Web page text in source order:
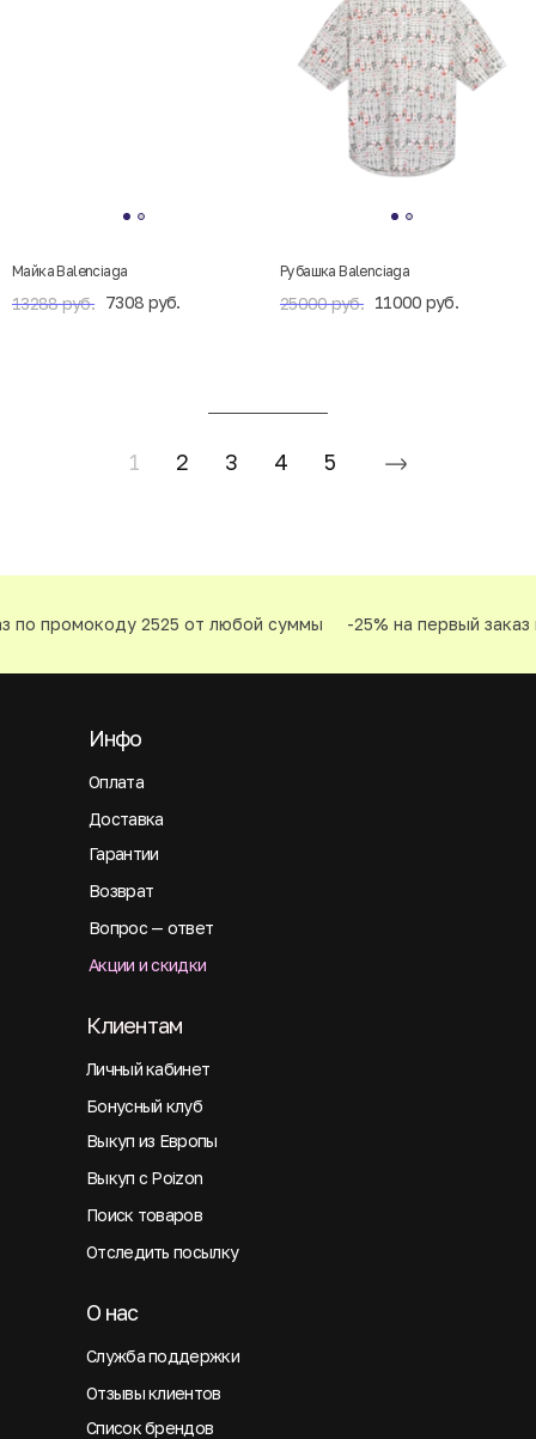
Майка Balenciaga
13288 руб. 7308 руб.
Рубашка Balenciaga
25000 руб. 11000 руб.
1 2 3 4 5
промокоду 2525 от любой суммы -25% на первый заказ
Оплата
Инфо
Доставка
Гарантии
Возврат
Вопрос — ответ
Акции и скидки
Личный кабинет
Клиентам
Бонусный клуб
Выкуп из Европы
Выкуп с Poizon
Поиск товаров
Отследить посылку
Служба поддержки
О нас
Отзывы клиентов
Список брендов